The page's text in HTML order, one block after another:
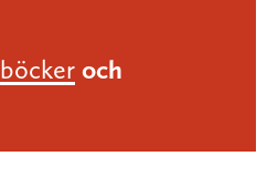
böcker och